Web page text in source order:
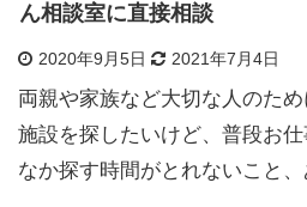
ん相談室に直接相談
2020年9月5日 2021年7月4日
両親や家族など大切な人のた
施設を探したいけど、普段お
なか探す時間がとれないこと